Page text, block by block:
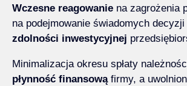
Wczesne reagowanie na zagrożenia
na podejmowanie świadomych decyzji
zdolności inwestycyjnej
Minimalizacja okresu spłaty
płynność finansowąfirmy, a